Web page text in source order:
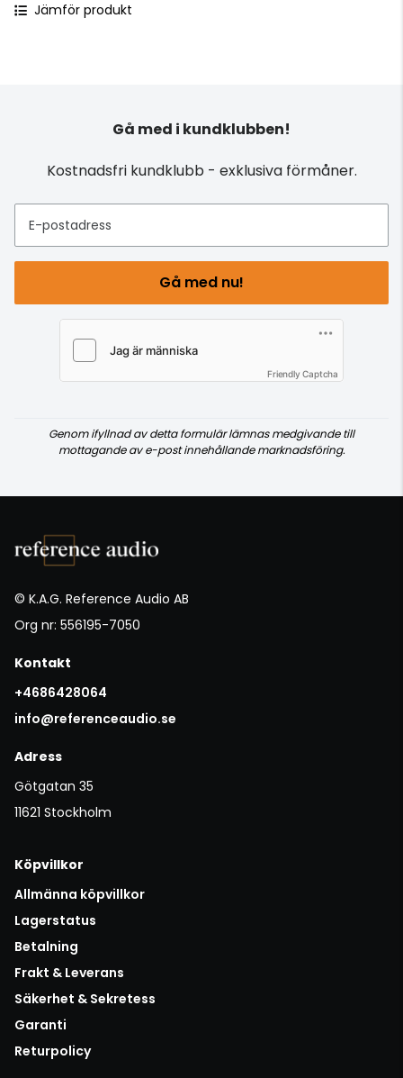
Jämför produkt
Gå med i kundklubben!
Kostnadsfri kundklubb - exklusiva förmåner.
E-postadress
Gå med nu!
Friendly Captcha
Genom ifyllnad av detta formulär lämnas medgivande till
mottagande av e-post innehållande marknadsföring.
© K.A.G. Reference Audio AB
Org nr: 556195-7050
Kontakt
+4686428064
info@referenceaudio.se
Adress
Götgatan 35
11621 Stockholm
Köpvillkor
Allmänna köpvillkor
Lagerstatus
Betalning
Frakt & Leverans
Säkerhet & Sekretess
Garanti
Returpolicy